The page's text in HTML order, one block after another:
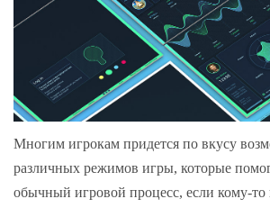
Многим игрокам придется по вкусу
различных режимов игры, которые
обычный игровой процесс, если кому-то